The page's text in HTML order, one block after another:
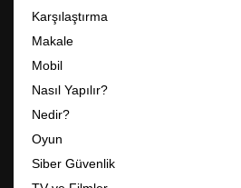
Karşılaştırma
Makale
Mobil
Nasıl Yapılır?
Nedir?
Oyun
Siber Güvenlik